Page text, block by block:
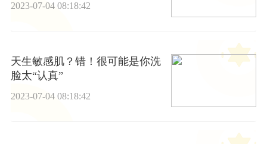
2023-07-04 08:18:42
天生敏感肌？错！很可能是你洗
脸太“认真”
2023-07-04 08:18:42